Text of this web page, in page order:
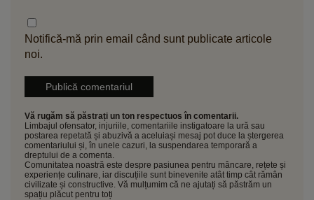
Notifică-mă prin email când sunt publicate articole
noi.
Vă rugăm să păstrați un ton respectuos în comentarii.
Limbajul ofensator, injuriile, comentariile instigatoare la ură sau
postarea repetată și abuzivă a aceluiași mesaj pot duce la ștergerea
comentariului și, în unele cazuri, la suspendarea temporară a
dreptului de a comenta.
Comunitatea noastră este despre pasiunea pentru mâncare, rețete și
experiențe culinare, iar discuțiile sunt binevenite atât timp cât rămân
civilizate și constructive. Vă mulțumim că ne ajutați să păstrăm un
spațiu plăcut pentru toți